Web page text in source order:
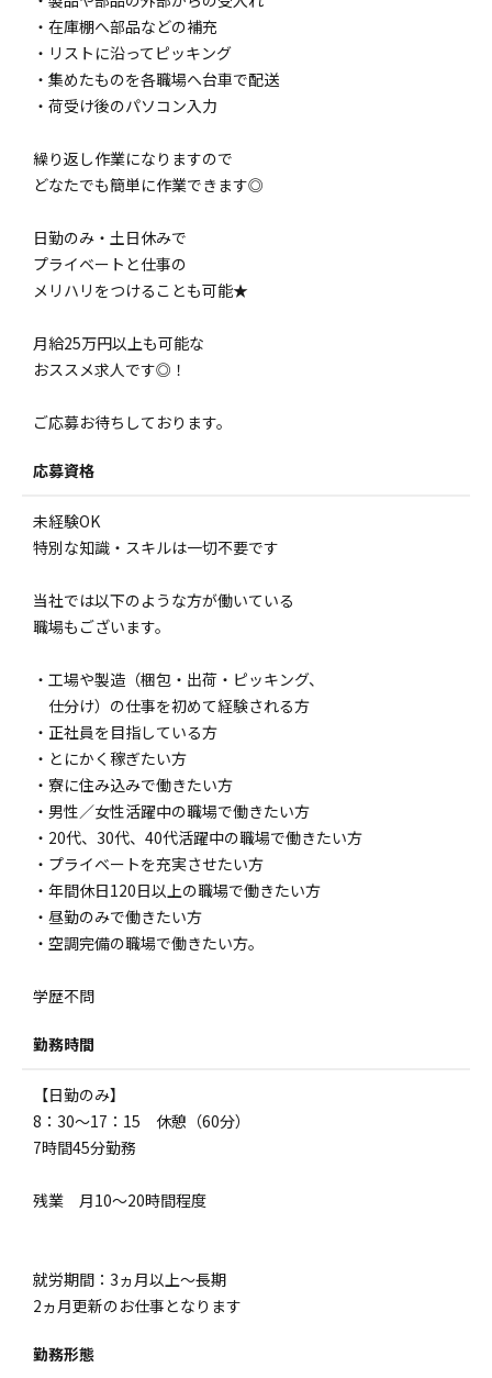
・在庫棚へ部品などの補充
・リストに沿ってピッキング
・集めたものを各職場へ台車で配送
・荷受け後のパソコン入力
繰り返し作業になりますので
どなたでも簡単に作業できます◎
日勤のみ・土日休みで
プライベートと仕事の
メリハリをつけることも可能★
月給25万円以上も可能な
おススメ求人です◎！
ご応募お待ちしております。
応募資格
未経験OK
特別な知識・スキルは一切不要です
当社では以下のような方が働いている
職場もございます。
・工場や製造（梱包・出荷・ピッキング、
仕分け）の仕事を初めて経験される方
・正社員を目指している方
・とにかく稼ぎたい方
・寮に住み込みで働きたい方
・男性／女性活躍中の職場で働きたい方
・20代、30代、40代活躍中の職場で働きたい方
・プライベートを充実させたい方
・年間休日120日以上の職場で働きたい方
・昼勤のみで働きたい方
・空調完備の職場で働きたい方。
学歴不問
勤務時間
【日勤のみ】
8：30～17：15 休憩（60分）
7時間45分勤務
残業 月10～20時間程度
就労期間：3ヵ月以上～長期
2ヵ月更新のお仕事となります
勤務形態